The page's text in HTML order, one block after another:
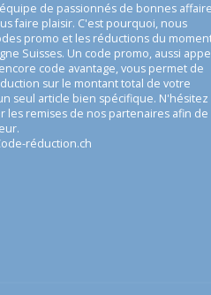
de passionnés de bonnes
faire plaisir. C'est pourquoi, nous
promo et les réductions du
Suisses. Un code promo, aussi
code avantage, vous permet de
sur le montant total de votre
seul article bien spécifique. N'hésitez
les remises de nos partenaires afin de
réduction.ch